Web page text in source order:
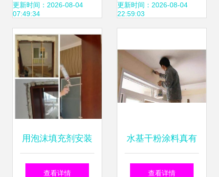
北川羌族自治县实
践探讨
更新时间：2026-08-04
07:49:34
——衡阳代理商彭
更新时间：2026-08-04
22:59:03
用泡沫填充剂安装
的套装门,时间长了
查看详情
水基干粉涂料真有
这么好吗？室内装
查看详情